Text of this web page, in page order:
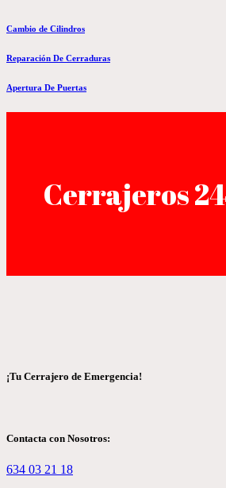
Cambio de Cilindros
Reparación De Cerraduras
Apertura De Puertas
Cerrajeros
¡Tu Cerrajero de Emergencia!
Contacta con Nosotros:
634 03 21 18